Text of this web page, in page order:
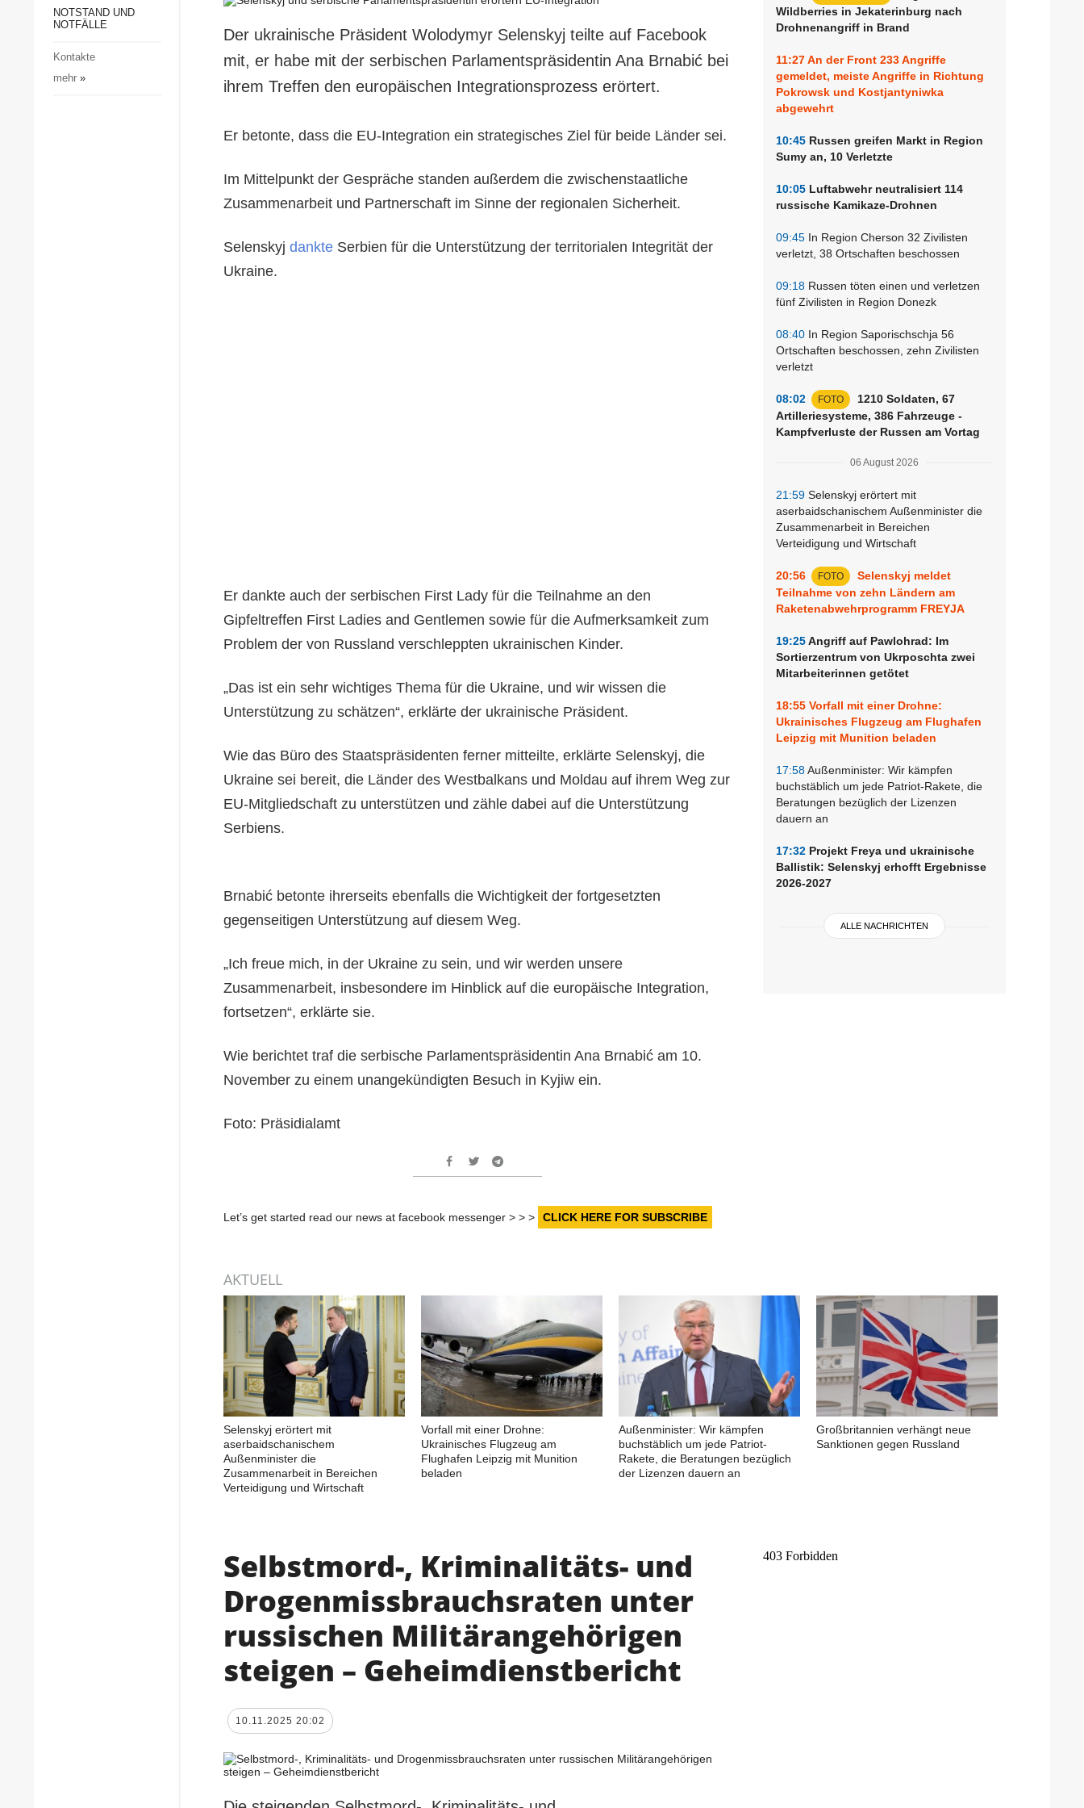
Gesellschaft und Kultur
Notstand und Notfälle
NOTSTAND UND
NOTFÄLLE
Kontakte
mehr»
Wildberries in Jekaterinburg nach
Drohnenangriff in Brand
11:27An der Front 233 Angriffe
gemeldet, meiste Angriffe in Richtung
Pokrowsk und Kostjantyniwka
abgewehrt
10:45 Russen greifen Markt in Region
Sumy an, 10 Verletzte
10:05 Luftabwehr neutralisiert 114
russische Kamikaze-Drohnen
09:45 In Region Cherson 32 Zivilisten
verletzt, 38 Ortschaften beschossen
09:18 Russen töten einen und verletzen
fünf Zivilisten in Region Donezk
08:40 In Region Saporischschja 56
Ortschaften beschossen, zehn Zivilisten
verletzt
08:02 FOTO
1210 Soldaten, 67
Artilleriesysteme, 386 Fahrzeuge -
Kampfverluste der Russen am Vortag
06 August 2026
21:59 Selenskyj erörtert mit
aserbaidschanischem Außenminister die
Zusammenarbeit in Bereichen
Verteidigung und Wirtschaft
20:56 FOTO
Selenskyj meldet
Teilnahme von zehn Ländern am
Raketenabwehrprogramm FREYJA
19:25Angriff auf Pawlohrad: Im
Sortierzentrum von Ukrposchta zwei
Mitarbeiterinnen getötet
18:55 Vorfall mit einer Drohne:
Ukrainisches Flugzeug am Flughafen
Leipzig mit Munition beladen
17:58Außenminister: Wir kämpfen
buchstäblich um jede Patriot-Rakete, die
Beratungen bezüglich der Lizenzen
dauern an
17:32 Projekt Freya und ukrainische
Ballistik: Selenskyj erhofft Ergebnisse
2026-2027
ALLE NACHRICHTEN
Der ukrainische Präsident Wolodymyr Selenskyj teilte auf Facebook
mit, er habe mit der serbischen Parlamentspräsidentin Ana Brnabić bei
ihrem Treffen den europäischen Integrationsprozess erörtert.
Er betonte, dass die EU-Integration ein strategisches Ziel für beide Länder sei.
Im Mittelpunkt der Gespräche standen außerdem die zwischenstaatliche
Zusammenarbeit und Partnerschaft im Sinne der regionalen Sicherheit.
Selenskyj dankte Serbien für die Unterstützung der territorialen Integrität der
Ukraine.
Er dankte auch der serbischen First Lady für die Teilnahme an den
Gipfeltreffen First Ladies and Gentlemen sowie für die Aufmerksamkeit zum
Problem der von Russland verschleppten ukrainischen Kinder.
„Das ist ein sehr wichtiges Thema für die Ukraine, und wir wissen die
Unterstützung zu schätzen“, erklärte der ukrainische Präsident.
Wie das Büro des Staatspräsidenten ferner mitteilte, erklärte Selenskyj, die
Ukraine sei bereit, die Länder des Westbalkans und Moldau auf ihrem Weg zur
EU-Mitgliedschaft zu unterstützen und zähle dabei auf die Unterstützung
Serbiens.
Brnabić betonte ihrerseits ebenfalls die Wichtigkeit der fortgesetzten
gegenseitigen Unterstützung auf diesem Weg.
„Ich freue mich, in der Ukraine zu sein, und wir werden unsere
Zusammenarbeit, insbesondere im Hinblick auf die europäische Integration,
fortsetzen“, erklärte sie.
Wie berichtet traf die serbische Parlamentspräsidentin Ana Brnabić am 10.
November zu einem unangekündigten Besuch in Kyjiw ein.
Foto: Präsidialamt
Let’s get started read our news at facebook messenger > > > CLICK HERE FOR SUBSCRIBE
AKTUELL
Selenskyj erörtert mit
aserbaidschanischem
Außenminister die
Zusammenarbeit in Bereichen
Verteidigung und Wirtschaft
Vorfall mit einer Drohne:
Ukrainisches Flugzeug am
Flughafen Leipzig mit Munition
beladen
Außenminister: Wir kämpfen
buchstäblich um jede Patriot-
Rakete, die Beratungen bezüglich
der Lizenzen dauern an
Großbritannien verhängt neue
Sanktionen gegen Russland
Selbstmord-, Kriminalitäts- und
Drogenmissbrauchsraten unter
russischen Militärangehörigen
steigen – Geheimdienstbericht
10.11.2025 20:02